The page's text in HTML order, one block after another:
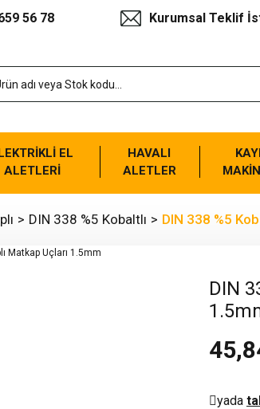
56 78 Kurumsal Teklif
EL
ALETLERİ
HAVALI
ALETLER
DIN 338 %5 Kobaltlı DIN 338 %5
DIN
yada